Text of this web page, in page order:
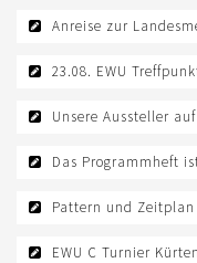
Anreise zur
23.08. EWU
Unsere Aussteller
Das Programmheft
Pattern und
EWU C Turnier Kürten